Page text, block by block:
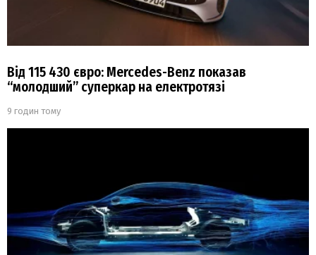
Від 115 430 євро: Mercedes-Benz показав
“молодший” суперкар на електротязі
9 годин тому